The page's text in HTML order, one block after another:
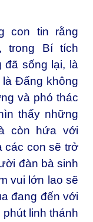
con tin rằng
trong Bí tích
đã sống lại, là
Đấng không
và phó thác
thấy những
còn hứa với
các con sẽ trở
đàn bà sinh
vui lớn lao sẽ
đang đến với
linh thánh